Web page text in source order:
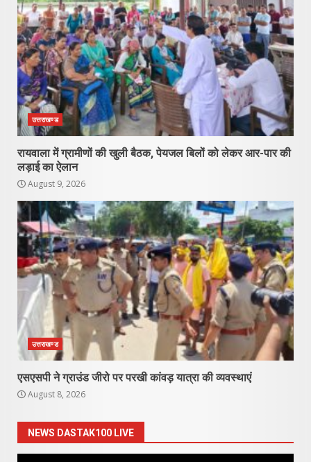
उत्तराखण्ड
रायवाला में ग्रामीणों की खुली बैठक, पेयजल बिलों को लेकर आर-पार की
लड़ाई का ऐलान
August 9, 2026
उत्तराखण्ड
एसएसपी ने ग्राउंड जीरो पर परखी कांवड़ यात्रा की व्यवस्थाएं
August 8, 2026
NEWS DASTAK100 LIVE